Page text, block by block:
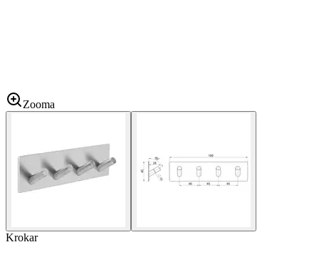
Zooma
Krokar